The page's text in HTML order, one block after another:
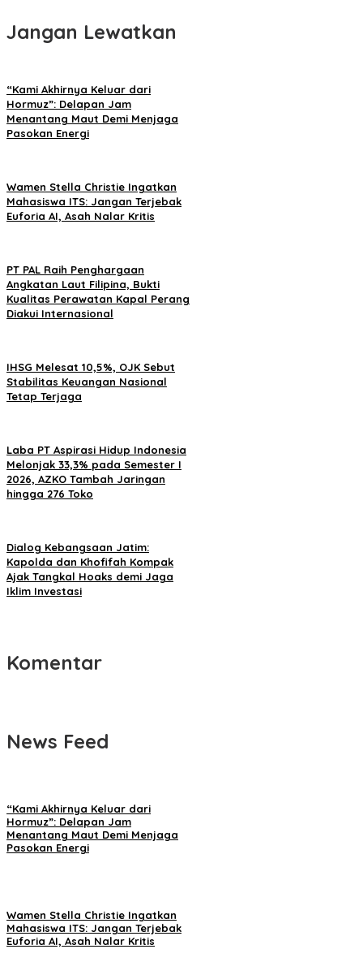
Jangan Lewatkan
“Kami Akhirnya Keluar dari
Hormuz”: Delapan Jam
Menantang Maut Demi Menjaga
Pasokan Energi
Wamen Stella Christie Ingatkan
Mahasiswa ITS: Jangan Terjebak
Euforia AI, Asah Nalar Kritis
PT PAL Raih Penghargaan
Angkatan Laut Filipina, Bukti
Kualitas Perawatan Kapal Perang
Diakui Internasional
IHSG Melesat 10,5%, OJK Sebut
Stabilitas Keuangan Nasional
Tetap Terjaga
Laba PT Aspirasi Hidup Indonesia
Melonjak 33,3% pada Semester I
2026, AZKO Tambah Jaringan
hingga 276 Toko
Dialog Kebangsaan Jatim:
Kapolda dan Khofifah Kompak
Ajak Tangkal Hoaks demi Jaga
Iklim Investasi
Komentar
News Feed
“Kami Akhirnya Keluar dari
Hormuz”: Delapan Jam
Menantang Maut Demi Menjaga
Pasokan Energi
Wamen Stella Christie Ingatkan
Mahasiswa ITS: Jangan Terjebak
Euforia AI, Asah Nalar Kritis